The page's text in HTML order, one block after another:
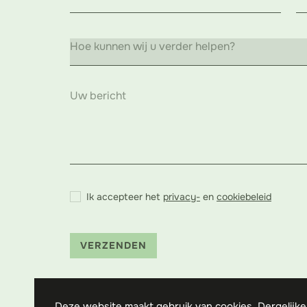
Ik accepteer het privacy- en cookiebeleid
VERZENDEN